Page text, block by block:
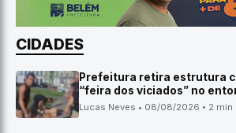
CIDADES
Prefeitura retira estrutura
“feira dos viciados” no
Lucas Neves • 08/08/2026 • 2 min